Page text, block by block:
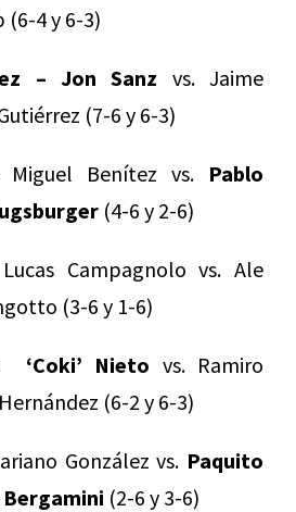
(6-4 y 6-3)
– Jon Sanz vs. Jaime
(7-6 y 6-3)
Benítez vs. Pablo
(4-6 y 2-6)
Campagnolo vs. Ale
(3-6 y 1-6)
‘Coki’ Nieto vs. Ramiro
(6-2 y 6-3)
González vs. Paquito
Bergamini (2-6 y 3-6)